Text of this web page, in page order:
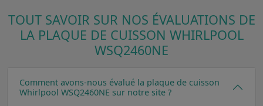
TOUT SAVOIR SUR NOS ÉVALUATIONS DE
LA PLAQUE DE CUISSON WHIRLPOOL
WSQ2460NE
Comment avons-nous évalué la plaque de cuisson
Whirlpool WSQ2460NE sur notre site ?